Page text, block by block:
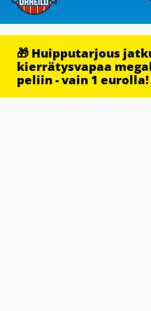
🎁 Huipputarjous
kierrätysvapaa
peliin - vain 1 eurolla!